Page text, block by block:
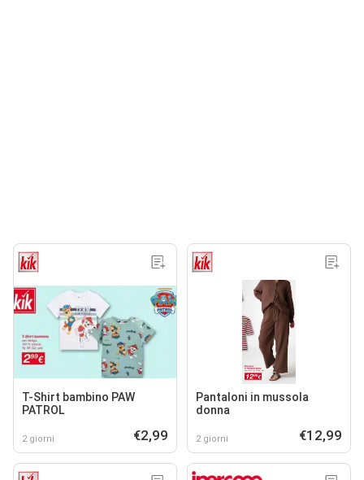
T-Shirt bambino PAW
PATROL
2 giorni €2,99
Pantaloni in mussola
donna
2 giorni €12,99